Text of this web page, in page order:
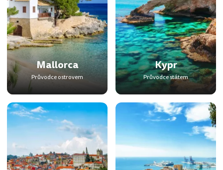
Mallorca
Průvodce ostrovem
Kypr
Průvodce státem